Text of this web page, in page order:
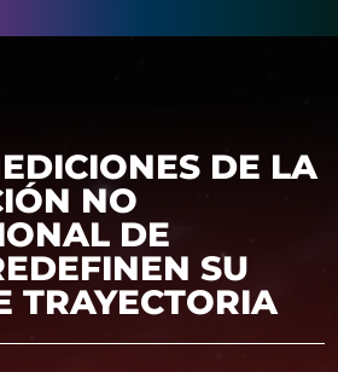
DE LA
NO
DE
SU
TRAYECTORIA